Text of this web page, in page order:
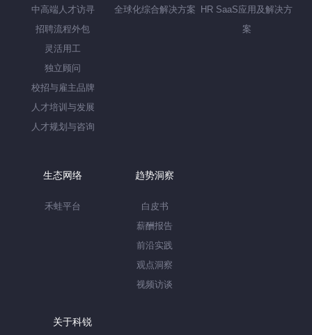
中高端人才访寻
招聘流程外包
灵活用工
独立顾问
校招与雇主品牌
人才培训与发展
人才规划与咨询
全球化综合解决方案
HR SaaS应用及解决方
案
生态网络
禾蛙平台
趋势洞察
白皮书
薪酬报告
前沿实践
观点洞察
视频访谈
关于科锐